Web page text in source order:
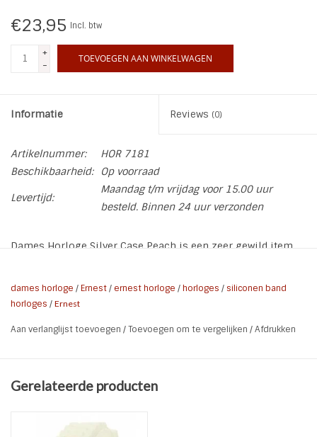
€23,95 Incl. btw
+
-
TOEVOEGEN AAN WINKELWAGEN
Informatie Reviews (0)
Artikelnummer:
HOR 7181
Beschikbaarheid:
Op voorraad
Levertijd:
Maandag t/m vrijdag voor 15.00 uur
besteld. Binnen 24 uur verzonden
Dames Horloge Silver Case Peach is een zeer gewild item.
kleur peach is een diepere kleur peach dan op de foto doet
voorkomen. Het horloge heeft een comfortabel
* Doorsnee klok: 3,7 cm
* Nikkel Vrij
dames horloge /Ernest/ ernest horloge /horloges /siliconen band
horloges / Ernest
Aan verlanglijst toevoegen /Toevoegen om te vergelijken /Afdrukken
Gerelateerde producten